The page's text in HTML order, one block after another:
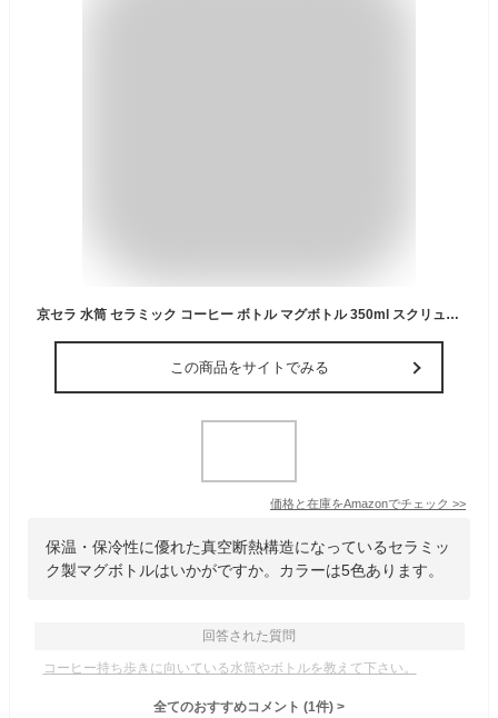
京セラ 水筒 セラミック コーヒー ボトル マグボトル 350ml スクリュー栓 内面セラミック加工 真空断熱構造 保温 保冷 CERAMUG セラマグ ブラック 黒 MB-12SBK-AZ 【Amazon.co.jp限定】
この商品をサイトでみる
価格と在庫をAmazonでチェック >>
保温・保冷性に優れた真空断熱構造になっているセラミッ
ク製マグボトルはいかがですか。カラーは5色あります。
回答された質問
コーヒー持ち歩きに向いている水筒やボトルを教えて下さい。
全てのおすすめコメント (1件) >